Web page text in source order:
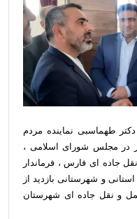
طهماسبی نماینده مردم
در مجلس شورای اسلامی ،
جاده ای فارس ، فرماندار
و شهرستانی بازدید از
و‌ نقل جاده ای شهرستان